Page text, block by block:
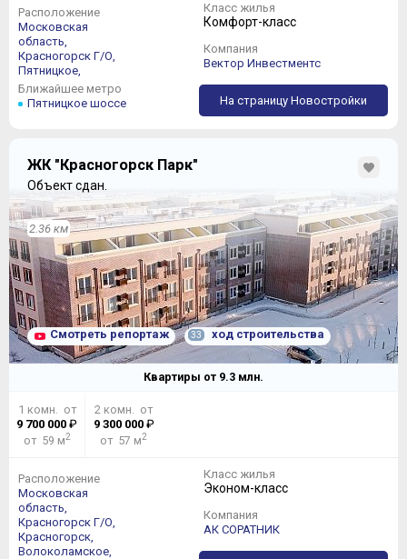
Расположение
Московская
область,
Красногорск Г/О,
Пятницкое,
Ближайшее метро
Пятницкое шоссе
Класс жилья
Комфорт-класс
Компания
Вектор Инвестментс
На страницу Новостройки
ЖК "Красногорск Парк"
Объект сдан.
2.36 км
Смотреть репортаж 33 ход строительства
Квартиры от 9.3 млн.
1 комн. от
9 700 000 ₽
от 59 м2
2 комн. от
9 300 000₽
от 57 м2
Расположение
Московская
область,
Красногорск Г/О,
Красногорск,
Волоколамское,
Класс жилья
Эконом-класс
Компания
АК СОРАТНИК